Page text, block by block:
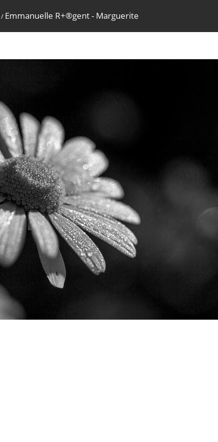
/ Emmanuelle R+®gent - Marguerite